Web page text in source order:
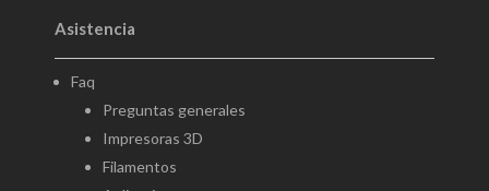
Asistencia
Faq
Preguntas generales
Impresoras 3D
Filamentos